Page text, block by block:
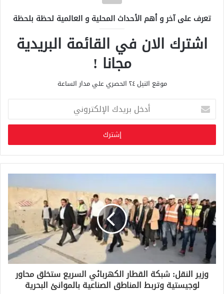
تعرف على آخر و أهم الأحداث المحلية و العالمية لحظة بلحظة
اشترك الان في القائمة البريدية
مجانا !
موقع النيل ٢٤ الحصري علي مدار الساعة
خ
ب
ر
ي
ا
ل
إ
ك
ت
ر
وزير النقل: شبكة القطار الكهربائي السريع ستخلق محاور
لوجيستية وتربط المناطق الصناعية بالموانئ البحرية